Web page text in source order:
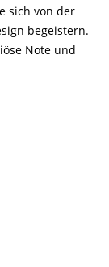
sich von der
begeistern.
Note und